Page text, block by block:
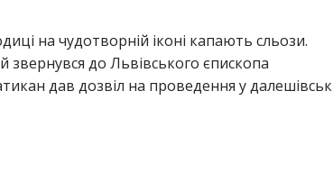
на чудотворній іконі капають сльози.
до Львівського єпископа
дав дозвіл на проведення у